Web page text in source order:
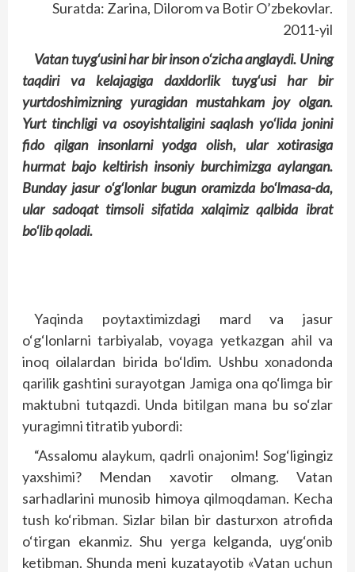
Suratda: Zarina, Dilorom va Botir O’zbekovlar.
2011-yil
Vatan tuyg‘usini har bir inson o‘zicha anglaydi. Uning
taqdiri va kelajagiga daxldorlik tuyg‘usi har bir
yurtdoshimizning yuragidan mustahkam joy olgan.
Yurt tinchligi va osoyishtaligini saqlash yo‘lida jonini
fido qilgan insonlarni yodga olish, ular xotirasiga
hurmat bajo keltirish insoniy burchimizga aylangan.
Bunday jasur o‘g‘lonlar bugun oramizda bo‘lmasa-da,
ular sadoqat timsoli sifatida xalqimiz qalbida ibrat
bo‘lib qoladi.
Yaqinda poytaxtimizdagi mard va jasur
o‘g‘lonlarni tarbiyalab, voyaga yetkazgan ahil va
inoq oilalardan birida bo‘ldim. Ushbu xonadonda
qarilik gashtini surayotgan Jamiga ona qo‘limga bir
maktubni tutqazdi. Unda bitilgan mana bu so‘zlar
yuragimni titratib yubordi:
“Assalomu alaykum, qadrli onajonim! Sog‘ligingiz
yaxshimi? Mendan xavotir olmang. Vatan
sarhadlarini munosib himoya qilmoqdaman. Kecha
tush ko‘ribman. Sizlar bilan bir dasturxon atrofida
o‘tirgan ekanmiz. Shu yerga kelganda, uyg‘onib
ketibman. Shunda meni kuzatayotib «Vatan uchun